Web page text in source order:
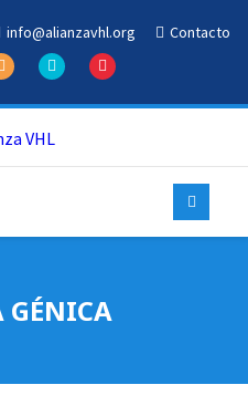
info@alianzavhl.org Contacto
GÉNICA